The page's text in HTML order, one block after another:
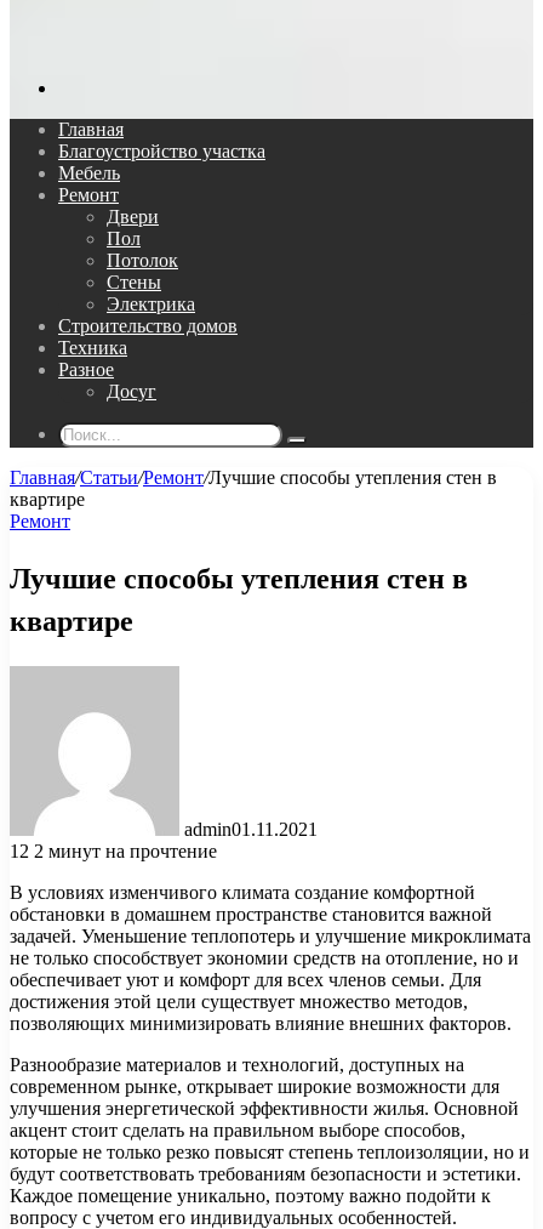
Главная
Благоустройство участка
Мебель
Ремонт
Двери
Пол
Потолок
Стены
Электрика
Строительство домов
Техника
Разное
Досуг
Поиск...
Главная/Статьи/Ремонт/Лучшие способы утепления стен в
квартире
Ремонт
Лучшие способы утепления стен в
квартире
admin01.11.2021
12 2 минут на прочтение
В условиях изменчивого климата создание комфортной
обстановки в домашнем пространстве становится важной
задачей. Уменьшение теплопотерь и улучшение микроклимата
не только способствует экономии средств на отопление, но и
обеспечивает уют и комфорт для всех членов семьи. Для
достижения этой цели существует множество методов,
позволяющих минимизировать влияние внешних факторов.
Разнообразие материалов и технологий, доступных на
современном рынке, открывает широкие возможности для
улучшения энергетической эффективности жилья. Основной
акцент стоит сделать на правильном выборе способов,
которые не только резко повысят степень теплоизоляции, но и
будут соответствовать требованиям безопасности и эстетики.
Каждое помещение уникально, поэтому важно подойти к
вопросу с учетом его индивидуальных особенностей.